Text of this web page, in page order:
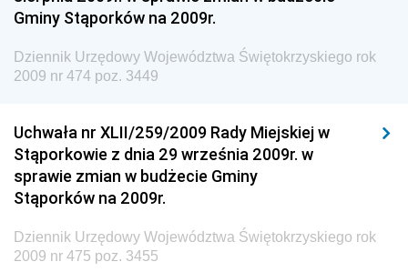
Dziennik Urzędowy Ministra Zdrowia
Dziennik Urzędowy Ministra Środowiska i Głównego
Inspektora Ochrony Środowiska
Dziennik Urzędowy Ministerstwa Kultury, Dziedzictwa
Narodowego i Sportu
Dziennik Urzędowy Ministra Finansów, Funduszy i
Dziennik Urzędowy Ministra Rozwoju, Pracy i
Gminy Stąporków na 2009r.
Dziennik Urzędowy Województwa Świętokrzyskiego rok
2009 nr 474 poz. 3449
Uchwała nr XLII/259/2009 Rady Miejskiej w
Stąporkowie z dnia 29 września 2009r. w
sprawie zmian w budżecie Gminy
Stąporków na 2009r.
Dziennik Urzędowy Województwa Świętokrzyskiego rok
2009 nr 475 poz. 3455